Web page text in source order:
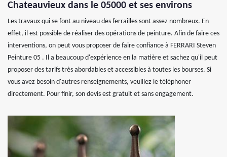
Chateauvieux dans le 05000 et ses environs
Les travaux qui se font au niveau des ferrailles sont assez nombreux. En
effet, il est possible de réaliser des opérations de peinture. Afin de faire ces
interventions, on peut vous proposer de faire confiance à FERRARI Steven
Peinture 05 . Il a beaucoup d'expérience en la matière et sachez qu'il peut
proposer des tarifs très abordables et accessibles à toutes les bourses. Si
vous avez besoin d'autres renseignements, veuillez le téléphoner
directement. Pour finir, son devis est gratuit et sans engagement.